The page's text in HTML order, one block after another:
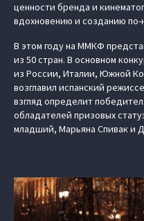
ценности бренда и
вдохновению и созданию по-
В этом году на ММКФ
из 50 стран. В основном
из России, Италии, Южной
возглавил испанский
взгляд определит
обладателей призовых
младший, Марьяна Спивак и